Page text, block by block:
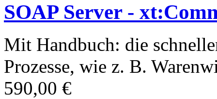
SOAP Server -
Mit Handbuch: die
Prozesse, wie z. B.
590,00 €